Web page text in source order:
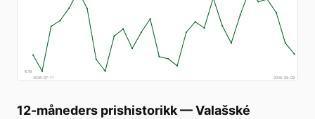
€78
2026-07-11
2026-08-09
12-måneders prishistorikk—Valašské